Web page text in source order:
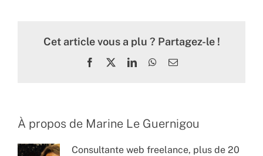
Cet article vous a plu ? Partagez-le !
Facebook LinkedInWhatsApp
Email
À propos de Marine Le Guernigou
Consultante web freelance, plus de 20